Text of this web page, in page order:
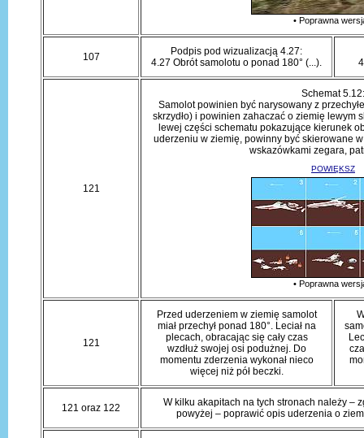
• Poprawna
107
Podpis pod wizualizacją 4.27:
4.27 Obrót samolotu o ponad 180° (...).
121
Schemat 5.12:
Samolot powinien być narysowany z
skrzydło) i powinien zahaczać o ziemię lewym
lewej części schematu pokazujące kierunek
uderzeniu w ziemię, powinny być skierowane
wskazówkami zegara,
POWIĘKSZ
• Poprawna
121
Przed uderzeniem w ziemię samolot
miał przechył ponad 180°. Leciał na
plecach, obracając się cały czas
wzdłuż swojej osi podużnej. Do
momentu zderzenia wykonał nieco
więcej niż pół beczki.
121 oraz 122
W kilku akapitach na tych stronach należy –
powyżej – poprawić opis uderzenia o